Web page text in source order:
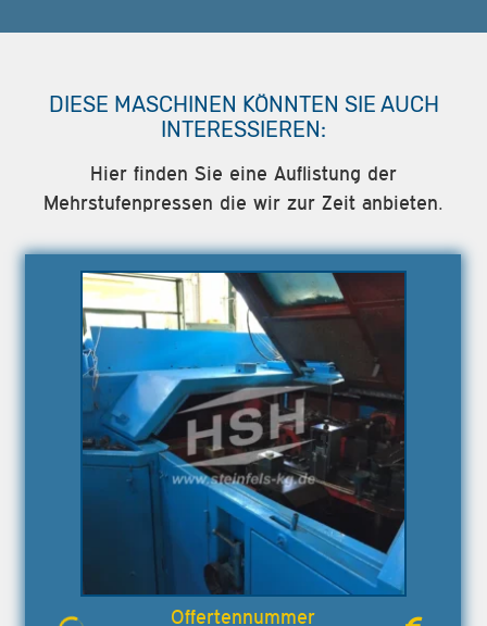
DIESE MASCHINEN KÖNNTEN SIE AUCH
INTERESSIEREN:
Hier finden Sie eine Auflistung der
Mehrstufenpressen die wir zur Zeit anbieten.